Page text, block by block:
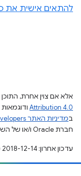
להתאים אישית את
אלא אם צוין אחרת,
Attribution 4.0 ודוגמאות
במדיניות האתר Google Developers‏
חברת Oracle ו/או של השותפים העצמאיים שלה.
עדכון אחרון: 2018-12-14 (שעון UTC).